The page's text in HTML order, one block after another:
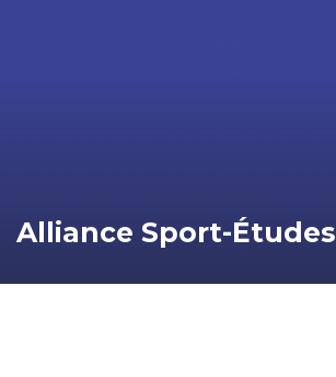
Alliance Sport-Études